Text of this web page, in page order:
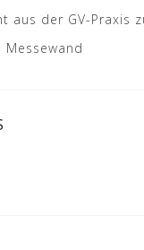
aus der GV-Praxis
Messewand